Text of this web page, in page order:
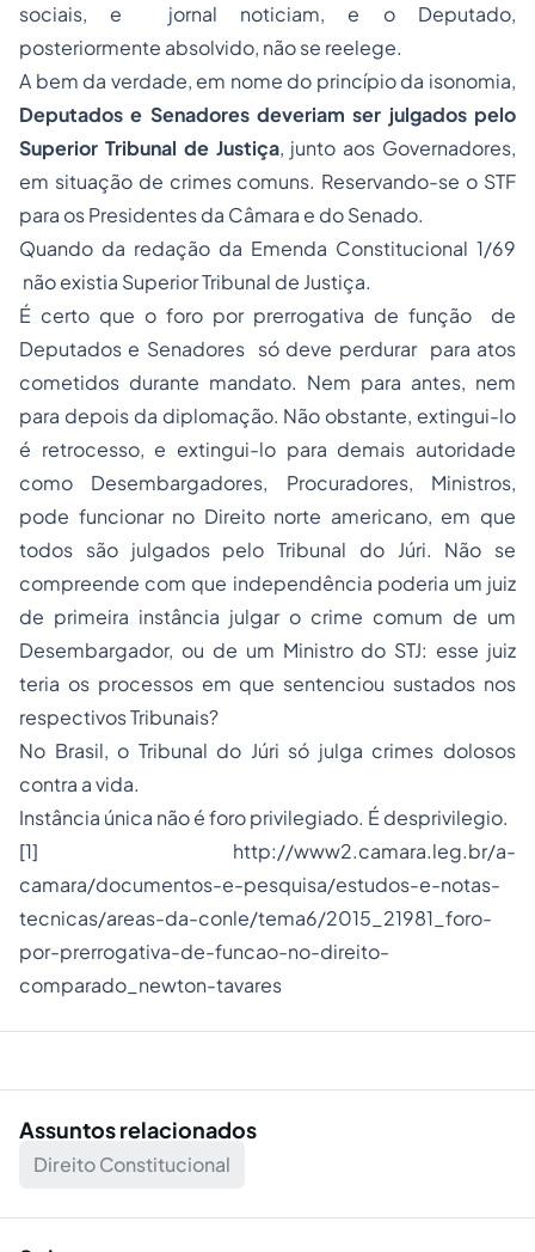
sociais, e jornal noticiam, e o Deputado,
posteriormente absolvido, não se reelege.
A bem da verdade, em nome do princípio da isonomia,
Deputados e Senadores deveriam ser julgados pelo
Superior Tribunal de Justiça, junto aos Governadores,
em situação de crimes comuns. Reservando-se o STF
para os Presidentes da Câmara e do Senado.
Quando da redação da Emenda Constitucional 1/69
não existia Superior Tribunal de Justiça.
É certo que o foro por prerrogativa de função de
Deputados e Senadores só deve perdurar para atos
cometidos durante mandato. Nem para antes, nem
para depois da diplomação. Não obstante, extingui-lo
é retrocesso, e extingui-lo para demais autoridade
como Desembargadores, Procuradores, Ministros,
pode funcionar no Direito norte americano, em que
todos são julgados pelo Tribunal do Júri. Não se
compreende com que independência poderia um juiz
de primeira instância julgar o crime comum de um
Desembargador, ou de um Ministro do STJ: esse juiz
teria os processos em que sentenciou sustados nos
respectivos Tribunais?
No Brasil, o Tribunal do Júri só julga crimes dolosos
contra a vida.
Instância única não é foro privilegiado. É desprivilegio.
[1] http://www2.camara.leg.br/a-
camara/documentos-e-pesquisa/estudos-e-notas-
tecnicas/areas-da-conle/tema6/2015_21981_foro-
por-prerrogativa-de-funcao-no-direito-
comparado_newton-tavares
Assuntos relacionados
Direito Constitucional